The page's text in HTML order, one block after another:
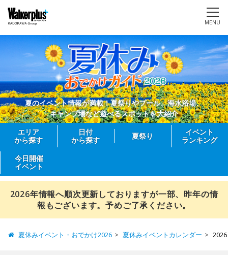
MENU
夏のイベント情報が満載！夏祭りやプール、海水浴場、
キャンプ場など遊べるスポットを大紹介
エリア
から探す
日付
から探す
夏祭り
イベント
ランキング
今日開催
イベント
2026年情報へ順次更新しておりますが一部、昨年の情
報もございます。予めご了承ください。
夏休みイベント・おでかけ2026 夏休みイベントカレンダー